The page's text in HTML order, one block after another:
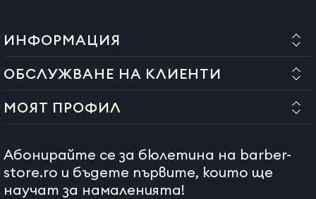
ИНФОРМАЦИЯ
ОБСЛУЖВАНЕ НА КЛИЕНТИ
МОЯТ ПРОФИЛ
Абонирайте се за бюлетина на barber-
store.ro и бъдете първите, които ще
научат за намаленията!